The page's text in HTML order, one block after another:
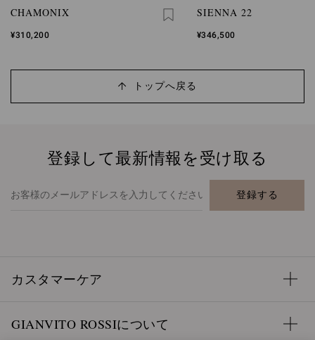
CHAMONIX
¥310,200
SIENNA 22
¥346,500
トップへ戻る
登録して最新情報を受け取る
登録する
カスタマーケア
GIANVITO ROSSIについて